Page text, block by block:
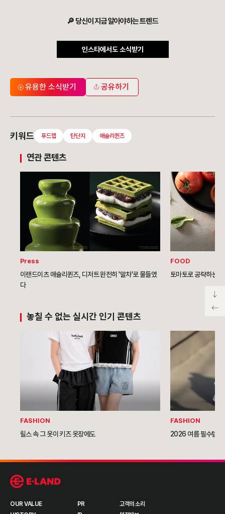
🔎 당신이 지금 알아야하는 트렌드
인스타에서도 소식받기
유용한 소식받기 공유하기
키워드 푸드랩 탄단지 애슐리퀸즈
연관 콘텐츠
Press
이랜드이츠 애슐리퀸즈, 디저트 완전히 '말차'로 물들였
다
FOOD
토마토로 공략하는
놓칠 수 없는 실시간 인기 콘텐츠
FASHION
릴스 속 그 옷이 키즈 옷장에도
FASHION
2026 여름 필수템이
OUR VALUE
PR
고객의 소리